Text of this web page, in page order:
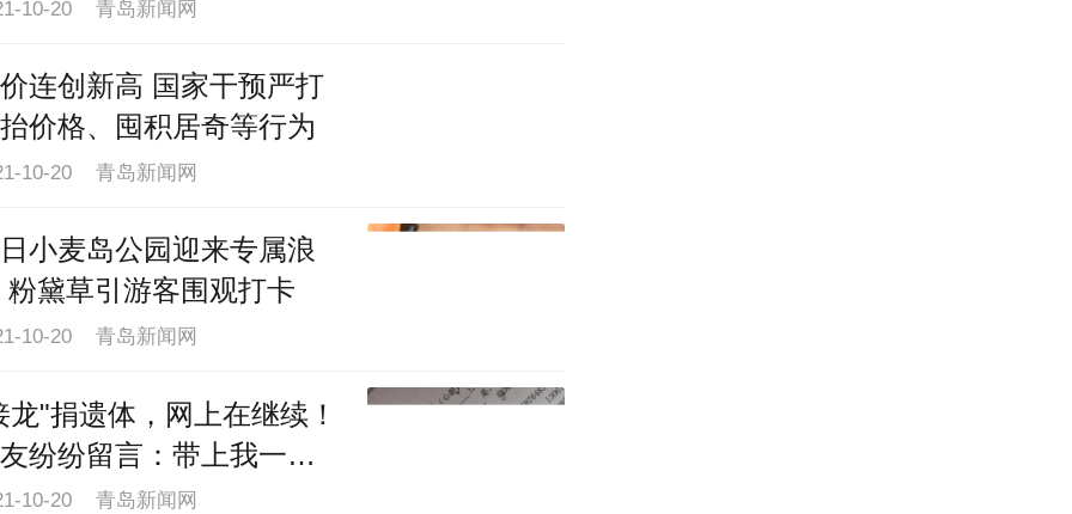
10-20 青岛新闻网
连创新高 国家干预严打
价格、囤积居奇等行为
10-20 青岛新闻网
小麦岛公园迎来专属浪
粉黛草引游客围观打卡
10-20 青岛新闻网
龙"捐遗体，网上在继续！
纷纷留言：带上我一
10-20 青岛新闻网